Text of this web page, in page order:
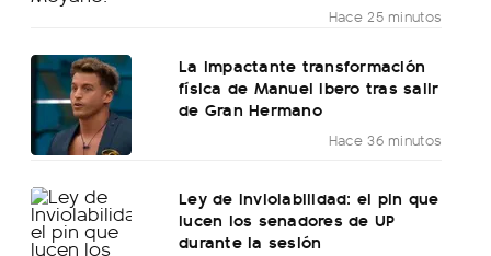
Hace 25 minutos
La impactante transformación
física de Manuel Ibero tras salir
de Gran Hermano
Hace 36 minutos
Ley de Inviolabilidad: el pin que
lucen los senadores de UP
durante la sesión